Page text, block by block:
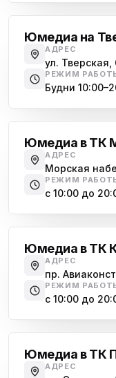
Юмедиа на
АДРЕС
ул. Тверская,
РЕЖИМ
Будни
Юмедиа в ТК
АДРЕС
Морская
РЕЖИМ
с 10:00 до
Юмедиа в ТК
АДРЕС
пр.
РЕЖИМ
с 10:00 до
Юмедиа в ТК
АДРЕС